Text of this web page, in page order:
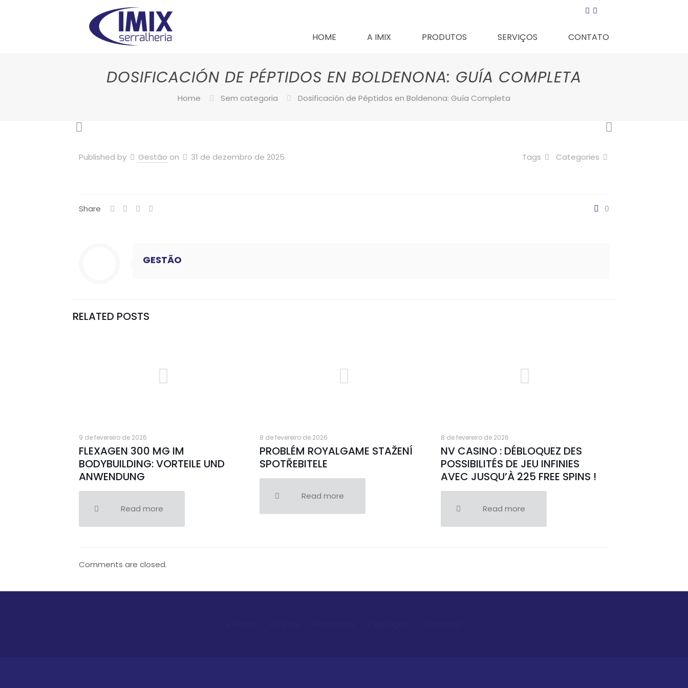
HOME A IMIX PRODUTOS SERVIÇOS CONTATO
DOSIFICACIÓN DE PÉPTIDOS EN BOLDENONA: GUÍA COMPLETA
Home Sem categoria Dosificación de Péptidos en Boldenona: Guía Completa
Published by Gestão on 31 de dezembro de 2025 Categories
Tags
Share 0
GESTÃO
RELATED POSTS
9 de fevereiro de 2026
FLEXAGEN 300 MG IM
BODYBUILDING: VORTEILE UND
ANWENDUNG
Read more
8 de fevereiro de 2026
PROBLÉM ROYALGAME STAŽENÍ
SPOTŘEBITELE
Read more
8 de fevereiro de 2026
NV CASINO : DÉBLOQUEZ DES
POSSIBILITÉS DE JEU INFINIES
AVEC JUSQU’À 225 FREE SPINS !
Read more
Comments are closed.